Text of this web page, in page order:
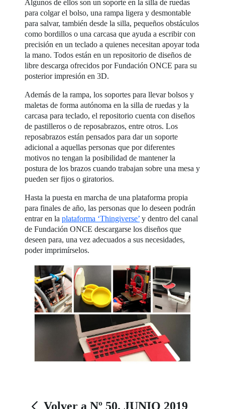
Algunos de ellos son un soporte en la silla de ruedas
para colgar el bolso, una rampa ligera y desmontable
para salvar, también desde la silla, pequeños obstáculos
como bordillos o una carcasa que ayuda a escribir con
precisión en un teclado a quienes necesitan apoyar toda
la mano. Todos están en un repositorio de diseños de
libre descarga ofrecidos por Fundación ONCE para su
posterior impresión en 3D.
Además de la rampa, los soportes para llevar bolsos y
maletas de forma autónoma en la silla de ruedas y la
carcasa para teclado, el repositorio cuenta con diseños
de pastilleros o de reposabrazos, entre otros. Los
reposabrazos están pensados para dar un soporte
adicional a aquellas personas que por diferentes
motivos no tengan la posibilidad de mantener la
postura de los brazos cuando trabajan sobre una mesa y
pueden ser fijos o giratorios.
Hasta la puesta en marcha de una plataforma propia
para finales de año, las personas que lo deseen podrán
entrar en laplataforma ‘Thingiverse’ y dentro del canal
de Fundación ONCE descargarse los diseños que
deseen para, una vez adecuados a sus necesidades,
poder imprimírselos.
Volver a Nº 50. JUNIO 2019